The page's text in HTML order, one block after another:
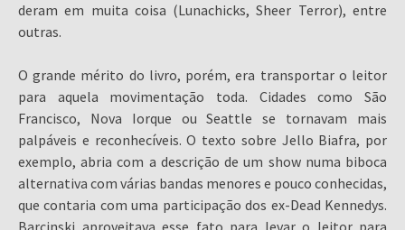
deram em muita coisa (Lunachicks, Sheer Terror), entre
outras.
O grande mérito do livro, porém, era transportar o leitor
para aquela movimentação toda. Cidades como São
Francisco, Nova Iorque ou Seattle se tornavam mais
palpáveis e reconhecíveis. O texto sobre Jello Biafra, por
exemplo, abria com a descrição de um show numa biboca
alternativa com várias bandas menores e pouco conhecidas,
que contaria com uma participação dos ex-Dead Kennedys.